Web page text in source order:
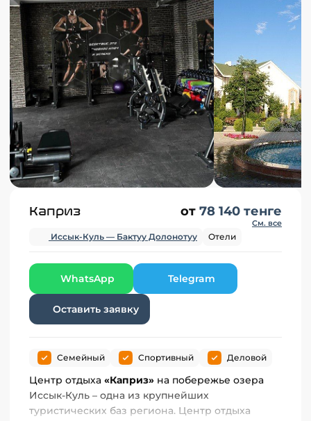
Каприз от 78 140 тенге
См. все
Иссык-Куль — Бактуу Долонотуу Отели
WhatsApp Telegram
Оставить заявку
Семейный Спортивный Деловой
Центр отдыха «Каприз» на побережье озера
Иссык-Куль – одна из крупнейших
туристических баз региона. Центр отдыха